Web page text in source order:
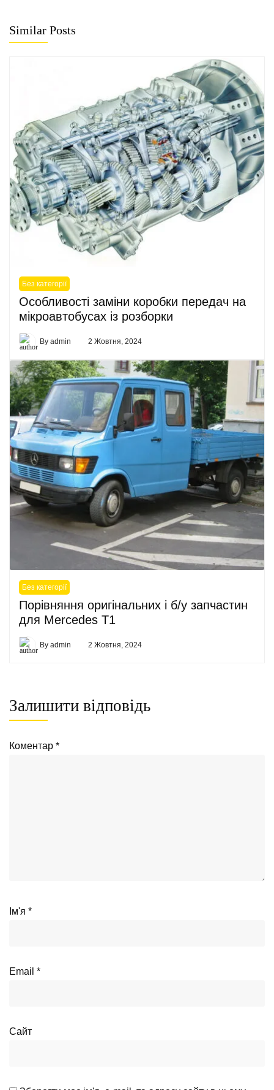
Similar Posts
Без категорії
Особливості заміни коробки передач на
мікроавтобусах із розборки
By admin 2 Жовтня, 2024
Без категорії
Порівняння оригінальних і б/у запчастин
для Mercedes T1
By admin 2 Жовтня, 2024
Залишити відповідь
Коментар *
Ім'я *
Email *
Сайт